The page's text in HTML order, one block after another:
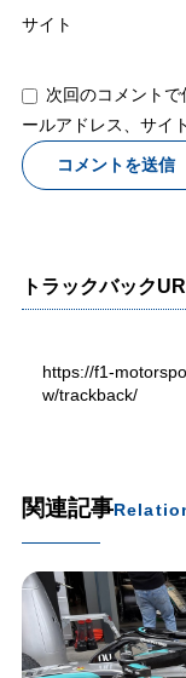
サイト
次回のコメント
ールアドレス、サイ
トラックバック
https://f1-
w/trackback/
関連記事